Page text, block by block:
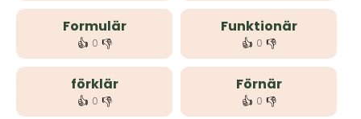
Formulär
👍 0 👎
Funktionär
👍 0 👎
förklär
👍 0 👎
Förnär
👍 0 👎